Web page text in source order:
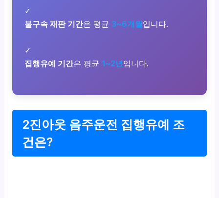
✓
불구속 재판 기간은 평균 3~6개월입니다.
✓
집행유예 기간은 평균 1~2년입니다.
2진아웃 음주운전 집행유예 조
건은?